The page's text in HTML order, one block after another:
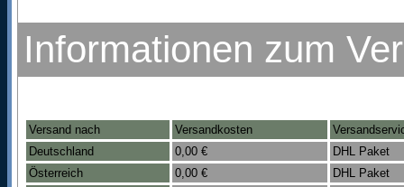
Informationen zum
Versand nach Versandkosten
Deutschland
0,00 €
DHL Paket
Österreich
0,00 €
DHL Paket